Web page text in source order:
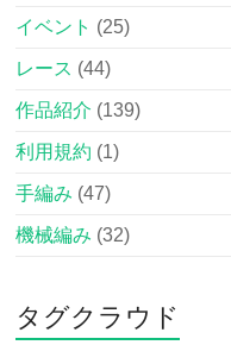
イベント (25)
レース (44)
作品紹介 (139)
利用規約 (1)
手編み (47)
機械編み (32)
タグクラウド